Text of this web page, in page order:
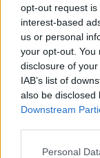
opt-out request
interest-based
us or personal
your opt-out. You
disclosure of
IAB’s list of
also be disclosed
Downstream
Please note that
Personal
Év elején még
járvány miatt a
karanténba
gazdasági
többek között
streaming-